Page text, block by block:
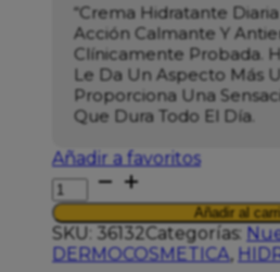
“Crema Hidratante
Acción Calmante Y
Clínicamente Probada.
Le Da Un Aspecto Más
Proporciona Una
Que Dura Todo El Día.
Añadir a favoritos
ERBORIAN
CENTELLA
CREMA
50ML
cantidad
Añadir al
SKU: 36132Categorías:
DERMOCOSMETICA,